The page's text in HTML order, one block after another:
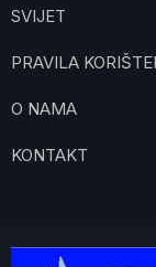
SVIJET
PRAVILA
O NAMA
KONTAKT